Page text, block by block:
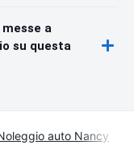
a
su questa
auto Nancy